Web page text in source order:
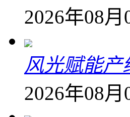
2026年08
风光赋能产
2026年08